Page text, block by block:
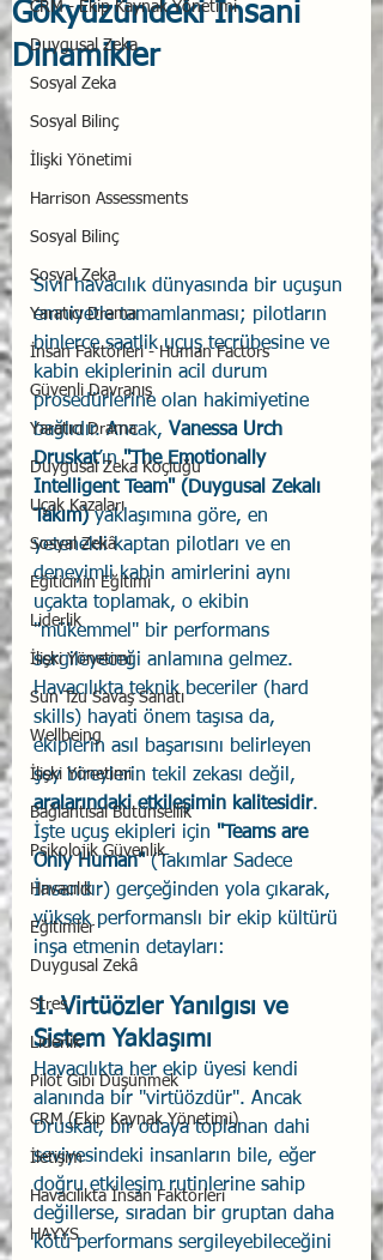
CRM - Ekip Kaynak Yönetimi
Duygusal Zeka
Sosyal Zeka
Sosyal Bilinç
İlişki Yönetimi
Harrison Assessments
Sosyal Bilinç
Sosyal Zeka
Yaratıcı Drama
İnsan Faktörleri - Human Factors
Güvenli Davranış
Yaratıcı Drama
Duygusal Zeka Koçluğu
Uçak Kazaları
Sosyal Zekâ
Eğiticinin Eğitimi
Liderlik
İlişki Yönetimi
Sun Tzu Savaş Sanatı
Wellbeing
İlişki Yönetimi
Bağlantısal Bütünsellik
Psikolojik Güvenlik
Havacılık
Eğitimler
Duygusal Zekâ
Stres
Liderlik
Pilot Gibi Düşünmek
CRM (Ekip Kaynak Yönetimi)
İletişim
Havacılıkta İnsan Faktörleri
HAYYS
Gökyüzündeki İnsani
Dinamikler
Sivil havacılık dünyasında bir uçuşun
emniyetle tamamlanması; pilotların
binlerce saatlik uçuş tecrübesine ve
kabin ekiplerinin acil durum
prosedürlerine olan hakimiyetine
bağlıdır. Ancak, Vanessa Urch
Druskat’ın "The Emotionally
Intelligent Team" (Duygusal Zekalı
Takım) yaklaşımına göre, en
yetenekli kaptan pilotları ve en
deneyimli kabin amirlerini aynı
uçakta toplamak, o ekibin
"mükemmel" bir performans
sergileyeceği anlamına gelmez.
Havacılıkta teknik beceriler (hard
skills) hayati önem taşısa da,
ekiplerin asıl başarısını belirleyen
şey bireylerin tekil zekası değil,
aralarındaki etkileşimin kalitesidir.
İşte uçuş ekipleri için "Teams are
Only Human" (Takımlar Sadece
İnsandır) gerçeğinden yola çıkarak,
yüksek performanslı bir ekip kültürü
inşa etmenin detayları:
1. Virtüözler Yanılgısı ve
Sistem Yaklaşımı
Havacılıkta her ekip üyesi kendi
alanında bir "virtüözdür". Ancak
Druskat, bir odaya toplanan dahi
seviyesindeki insanların bile, eğer
doğru etkileşim rutinlerine sahip
değillerse, sıradan bir gruptan daha
kötü performans sergileyebileceğini